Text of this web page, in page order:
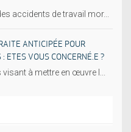
accidents de travail mor...
ANTICIPÉE POUR
: ETES VOUS CONCERNÉ.E ?
visant à mettre en œuvre l...